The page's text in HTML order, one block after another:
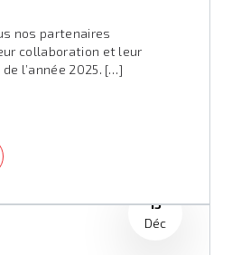
nos partenaires
collaboration et leur
l’année 2025. […]
15
Déc